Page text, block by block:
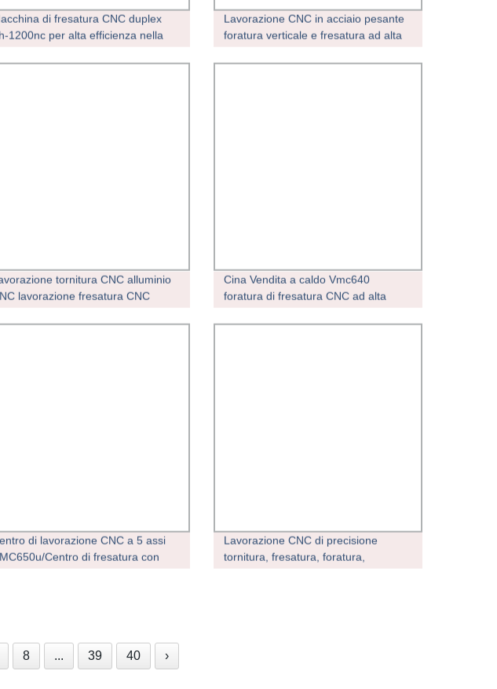
di fresatura CNC duplex
1200nc per alta efficienza nella
della lavorazione di
Lavorazione CNC in acciaio pesante
foratura verticale e fresatura ad alta
tornitura CNC alluminio
lavorazione fresatura CNC
Cina Vendita a caldo Vmc640
foratura di fresatura CNC ad alta
Centro di lavorazione verticale CNC
di lavorazione CNC a 5 assi
Centro di fresatura con
Lavorazione CNC di precisione
tornitura, fresatura, foratura,
8 ... 39 40 ›